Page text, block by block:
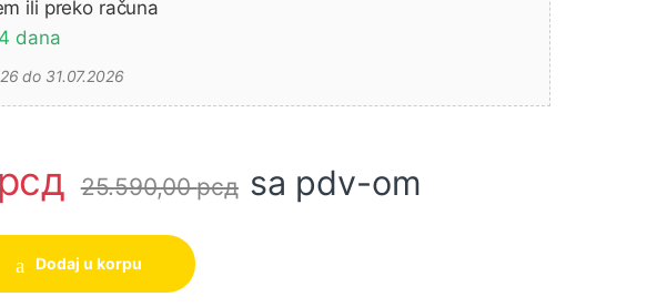
ili preko računa
dana
do 31.07.2026
рсд 25.590,00рсд sa pdv-om
1.400W količina
Dodaj u korpu